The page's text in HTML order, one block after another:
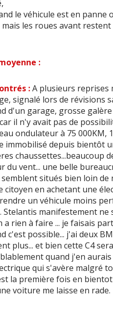
le véhicule est en panne
les roues avant restent
:
:A plusieurs reprises
signalé lors de révisions
d'un garage, grosse
il n'y avait pas de
ondulateur à 75 000KM,
immobilisé depuis bientôt
chaussettes...beaucoup
du vent... une belle
situés bien loin de
citoyen en achetant une
un véhicule moins
Stelantis manifestement ne
rien à faire ... je faisais
c'est possible... j'ai deux
plus... et bien cette C4
quand j'en
qui s'avère malgré
la première fois en
voiture me laisse en rade.